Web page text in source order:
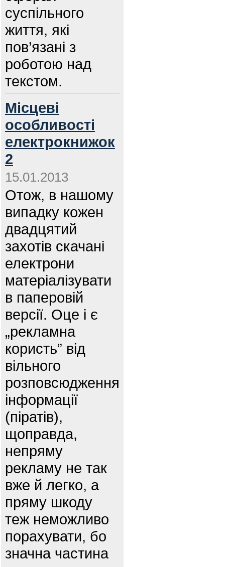
суспільного
життя, які
пов’язані з
роботою над
текстом.
Місцеві
особливості
електрокнижок
2
15.01.2013
Отож, в нашому
випадку кожен
двадцятий
захотів скачані
електрони
матеріалізувати
в паперовій
версії. Оце і є
„рекламна
користь” від
вільного
розповсюдження
інформації
(піратів),
щоправда,
непряму
рекламу не так
вже й легко, а
пряму шкоду
теж неможливо
порахувати, бо
значна частина